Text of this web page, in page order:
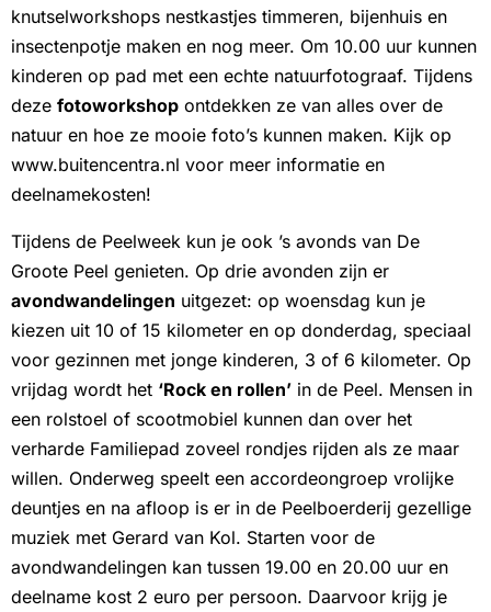
knutselworkshops nestkastjes timmeren, bijenhuis en
insectenpotje maken en nog meer. Om 10.00 uur kunnen
kinderen op pad met een echte natuurfotograaf. Tijdens
deze fotoworkshop ontdekken ze van alles over de
natuur en hoe ze mooie foto’s kunnen maken. Kijk op
www.buitencentra.nl voor meer informatie en
deelnamekosten!
Tijdens de Peelweek kun je ook ’s avonds van De
Groote Peel genieten. Op drie avonden zijn er
avondwandelingen uitgezet: op woensdag kun je
kiezen uit 10 of 15 kilometer en op donderdag, speciaal
voor gezinnen met jonge kinderen, 3 of 6 kilometer. Op
vrijdag wordt het ‘Rock en rollen’ in de Peel. Mensen in
een rolstoel of scootmobiel kunnen dan over het
verharde Familiepad zoveel rondjes rijden als ze maar
willen. Onderweg speelt een accordeongroep vrolijke
deuntjes en na afloop is er in de Peelboerderij gezellige
muziek met Gerard van Kol. Starten voor de
avondwandelingen kan tussen 19.00 en 20.00 uur en
deelname kost 2 euro per persoon. Daarvoor krijg je